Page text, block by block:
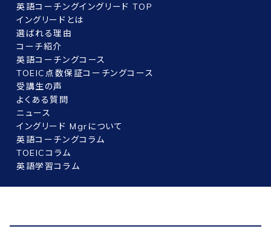
英語コーチングイングリード TOP
イングリードとは
選ばれる理由
コーチ紹介
英語コーチングコース
TOEIC点数保証コーチングコース
受講生の声
よくある質問
ニュース
イングリード Mgrについて
英語コーチングコラム
TOEICコラム
英語学習コラム